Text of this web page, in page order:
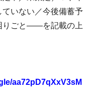
いない／今後備蓄予
りごと――を記載の上
aa72pD7qXxV3sM